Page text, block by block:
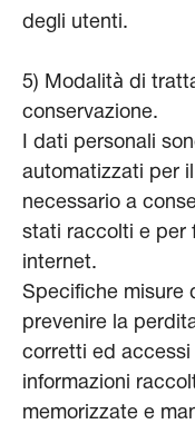
degli utenti.
5) Modalità di
conservazione.
I dati personali
automatizzati per
necessario a
stati raccolti e per
internet.
Specifiche misure
prevenire la
corretti ed accessi
informazioni
memorizzate e